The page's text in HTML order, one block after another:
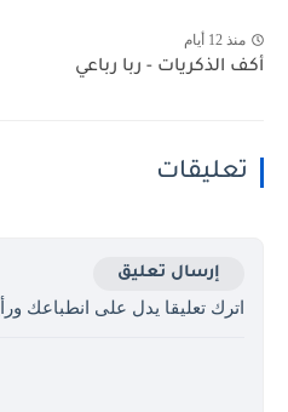
منذ 12 أيام
أكف الذكريات - ربا رباعي
تعليقات
إرسال تعليق
اترك تعليقا يدل على انطباعك